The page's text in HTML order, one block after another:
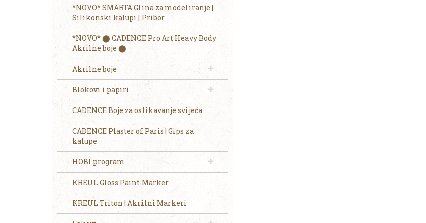
*NOVO* SMARTA Glina za modeliranje |
Silikonski kalupi | Pribor
*NOVO* ⬤ CADENCE Pro Art Heavy Body
Akrilne boje ⬤
Akrilne boje
Blokovi i papiri
CADENCE Boje za oslikavanje svijeća
CADENCE Plaster of Paris | Gips za
kalupe
HOBI program
KREUL Gloss Paint Marker
KREUL Triton | Akrilni Markeri